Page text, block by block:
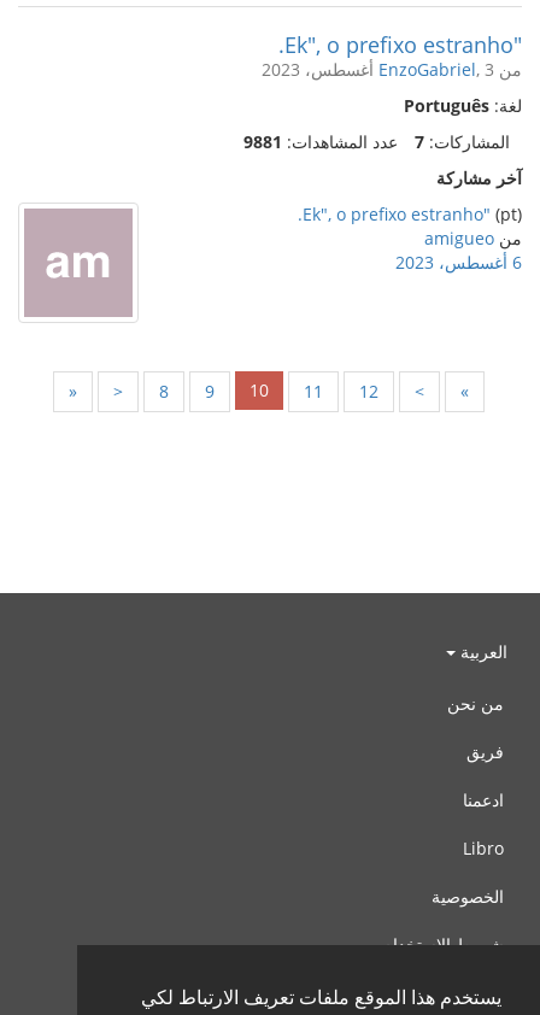
يستخدم هذا الموقع ملفات تعريف الارتباط لكي
"Ek", o prefixo estranho.
من EnzoGabriel, 3 أغسطس، 2023
لغة: Português
المشاركات: 7 عدد المشاهدات: 9881
آخر مشاركة
(pt)
"Ek", o prefixo estranho.
من amigueo
6 أغسطس، 2023
« < 8 9 10 11 12 > »
العربية
من نحن
فريق
ادعمنا
Libro
الخصوصية
شروط الإستخدام
اتصل بنا